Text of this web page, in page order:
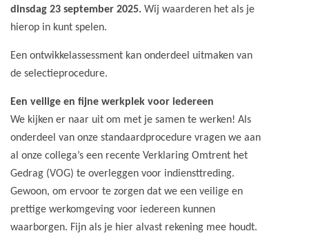
dinsdag 23 september 2025. Wij waarderen het als je
hierop in kunt spelen.
Een ontwikkelassessment kan onderdeel uitmaken van
de selectieprocedure.
Een veilige en fijne werkplek voor iedereen
We kijken er naar uit om met je samen te werken! Als
onderdeel van onze standaardprocedure vragen we aan
al onze collega’s een recente Verklaring Omtrent het
Gedrag (VOG) te overleggen voor indiensttreding.
Gewoon, om ervoor te zorgen dat we een veilige en
prettige werkomgeving voor iedereen kunnen
waarborgen. Fijn als je hier alvast rekening mee houdt.